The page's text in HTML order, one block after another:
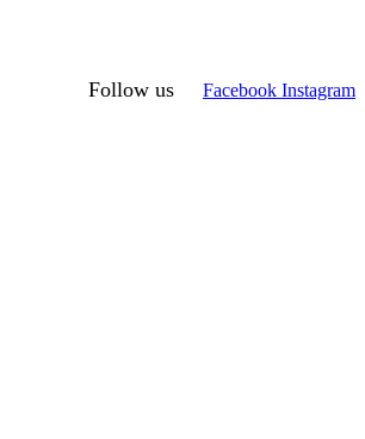
Follow us Facebook Instagram